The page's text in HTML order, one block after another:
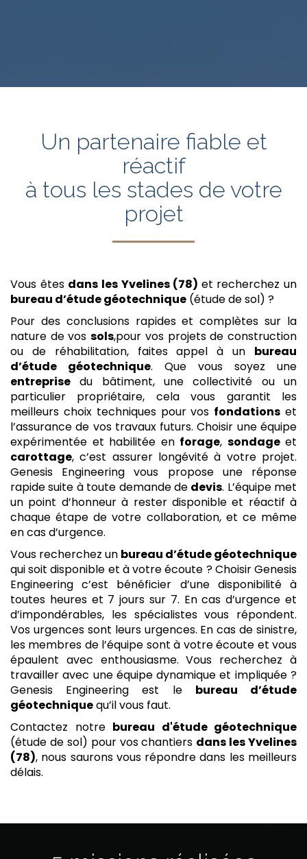
Un partenaire fiable et
réactif
à tous les stades de votre
projet
Vous êtes dans les Yvelines (78) et recherchez un
bureau d’étude géotechnique (étude de sol) ?
Pour des conclusions rapides et complètes sur la
nature de vossols,pour vos projets de construction
ou de réhabilitation, faites appel à un bureau
d’étude géotechnique. Que vous soyez une
entreprise du bâtiment, une collectivité ou un
particulier propriétaire, cela vous garantit les
meilleurs choix techniques pour vos fondations et
l’assurance de vos travaux futurs. Choisir une équipe
expérimentée et habilitée en forage, sondageet
carottage, c’est assurer longévité à votre projet.
Genesis Engineering vous propose une réponse
rapide suite à toute demande de devis. L’équipe met
un point d’honneur à rester disponible et réactif à
chaque étape de votre collaboration, et ce même
en cas d’urgence.
Vous recherchez un bureau d’étude géotechnique
qui soit disponible et à votre écoute ? Choisir Genesis
Engineering c’est bénéficier d’une disponibilité à
toutes heures et 7 jours sur 7. En cas d’urgence et
d’impondérables, les spécialistes vous répondent.
Vos urgences sont leurs urgences. En cas de sinistre,
les membres de l’équipe sont à votre écoute et vous
épaulent avec enthousiasme. Vous recherchez à
travailler avec une équipe dynamique et impliquée ?
Genesis Engineering est le bureau d’étude
géotechniquequ’il vous faut.
Contactez notre bureau d'étude géotechnique
(étude de sol) pour vos chantiers dans les Yvelines
(78), nous saurons vous répondre dans les meilleurs
délais.